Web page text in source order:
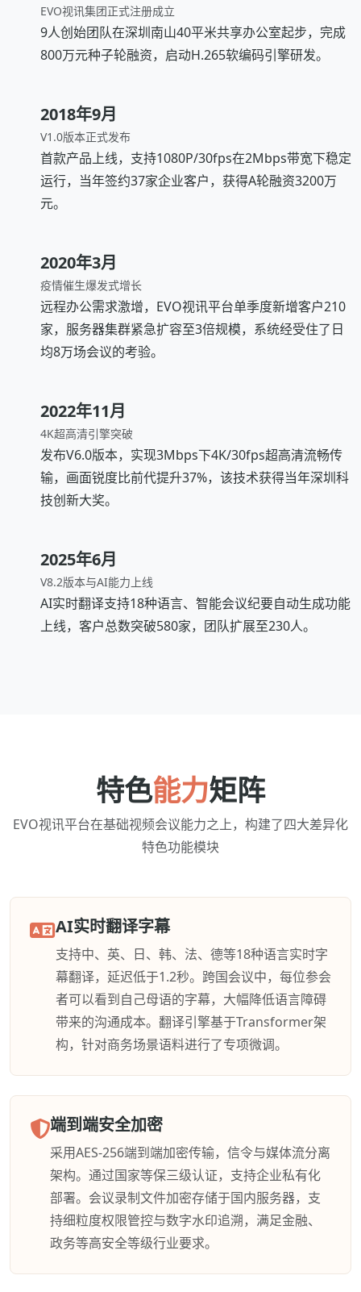
EVO视讯集团正式注册成立
9人创始团队在深圳南山40平米共享办公室起步，完成
800万元种子轮融资，启动H.265软编码引擎研发。
2018年9月
V1.0版本正式发布
首款产品上线，支持1080P/30fps在2Mbps带宽下稳定
运行，当年签约37家企业客户，获得A轮融资3200万
元。
2020年3月
疫情催生爆发式增长
远程办公需求激增，EVO视讯平台单季度新增客户210
家，服务器集群紧急扩容至3倍规模，系统经受住了日
均8万场会议的考验。
2022年11月
4K超高清引擎突破
发布V6.0版本，实现3Mbps下4K/30fps超高清流畅传
输，画面锐度比前代提升37%，该技术获得当年深圳科
技创新大奖。
2025年6月
V8.2版本与AI能力上线
AI实时翻译支持18种语言、智能会议纪要自动生成功能
上线，客户总数突破580家，团队扩展至230人。
特色能力矩阵
EVO视讯平台在基础视频会议能力之上，构建了四大差异化
特色功能模块
AI实时翻译字幕
支持中、英、日、韩、法、德等18种语言实时字
幕翻译，延迟低于1.2秒。跨国会议中，每位参会
者可以看到自己母语的字幕，大幅降低语言障碍
带来的沟通成本。翻译引擎基于Transformer架
构，针对商务场景语料进行了专项微调。
端到端安全加密
采用AES-256端到端加密传输，信令与媒体流分离
架构。通过国家等保三级认证，支持企业私有化
部署。会议录制文件加密存储于国内服务器，支
持细粒度权限管控与数字水印追溯，满足金融、
政务等高安全等级行业要求。